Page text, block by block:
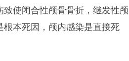
使闭合性颅骨骨折，继发性颅
本死因，颅内感染是直接死